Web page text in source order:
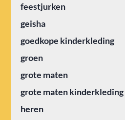
feestjurken
geisha
goedkope kinderkleding
groen
grote maten
grote maten kinderkleding
heren